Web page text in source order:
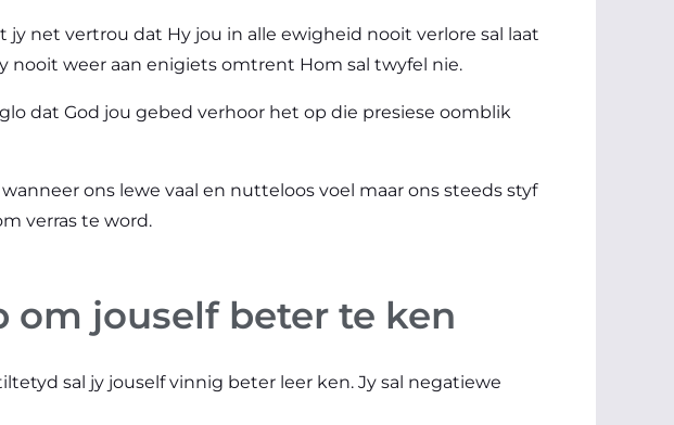
jy net vertrou dat Hy jou in alle ewigheid nooit verlore sal laat
nooit weer aan enigiets omtrent Hom sal twyfel nie.
dat God jou gebed verhoor het op die presiese oomblik
ons lewe vaal en nutteloos voel maar ons steeds styf
verras te word.
om jouself beter te ken
sal jy jouself vinnig beter leer ken. Jy sal negatiewe